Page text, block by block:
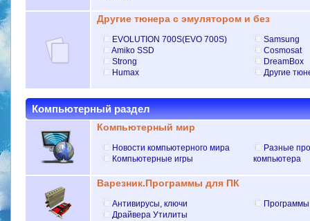
Другие тюнера с эмулятором и без
EVOLUTION 700S(EVO 700S)
Amiko SSD
Strong
Humax
Samsung
Cosmosat
DreamBox
Другие
Компьютерный раздел
Компьютерный мир
Новости компьютерного мира
Компьютерные игры
Разные
компьютера
Варезник.Программы для ПК
Антивирусы, ключи
Драйвера Утилиты